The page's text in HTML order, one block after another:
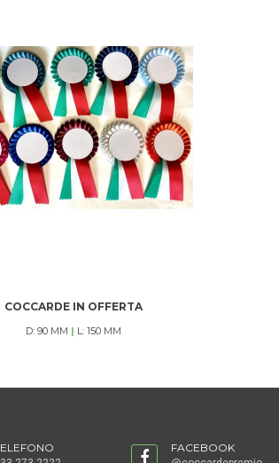
COCCARDE IN OFFERTA
D: 90 MM | L: 150 MM
FACEBOOK